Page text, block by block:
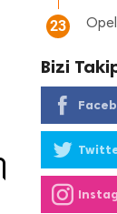
23
Bizi